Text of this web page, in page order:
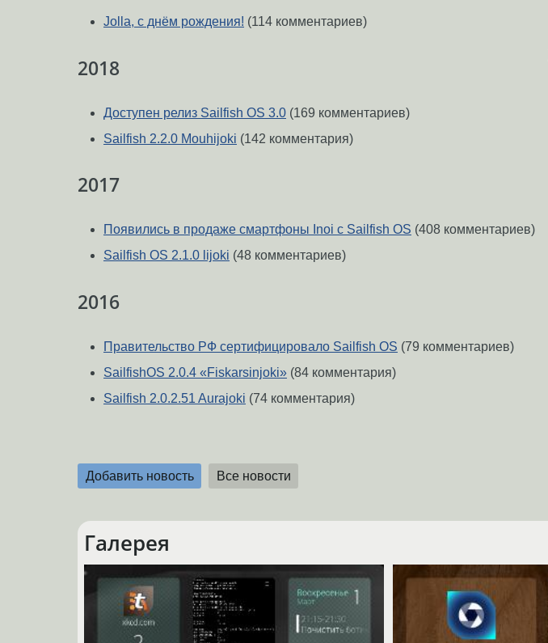
Jolla, с днём рождения! (114 комментариев)
2018
Доступен релиз Sailfish OS 3.0 (169 комментариев)
Sailfish 2.2.0 Mouhijoki (142 комментария)
2017
Появились в продаже смартфоны Inoi с Sailfish OS (408 комментариев)
Sailfish OS 2.1.0 lijoki (48 комментариев)
2016
Правительство РФ сертифицировало Sailfish OS (79 комментариев)
SailfishOS 2.0.4 «Fiskarsinjoki» (84 комментария)
Sailfish 2.0.2.51 Aurajoki (74 комментария)
Добавить новость Все новости
Галерея